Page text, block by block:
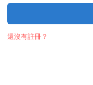
還沒有註冊？